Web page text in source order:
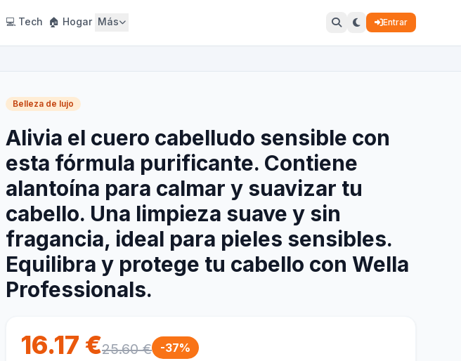
💻 Tech 🏠 Hogar Más Entrar
Belleza de lujo
Alivia el cuero cabelludo sensible con
esta fórmula purificante. Contiene
alantoína para calmar y suavizar tu
cabello. Una limpieza suave y sin
fragancia, ideal para pieles sensibles.
Equilibra y protege tu cabello con Wella
Professionals.
16.17 €25.60 € -37%